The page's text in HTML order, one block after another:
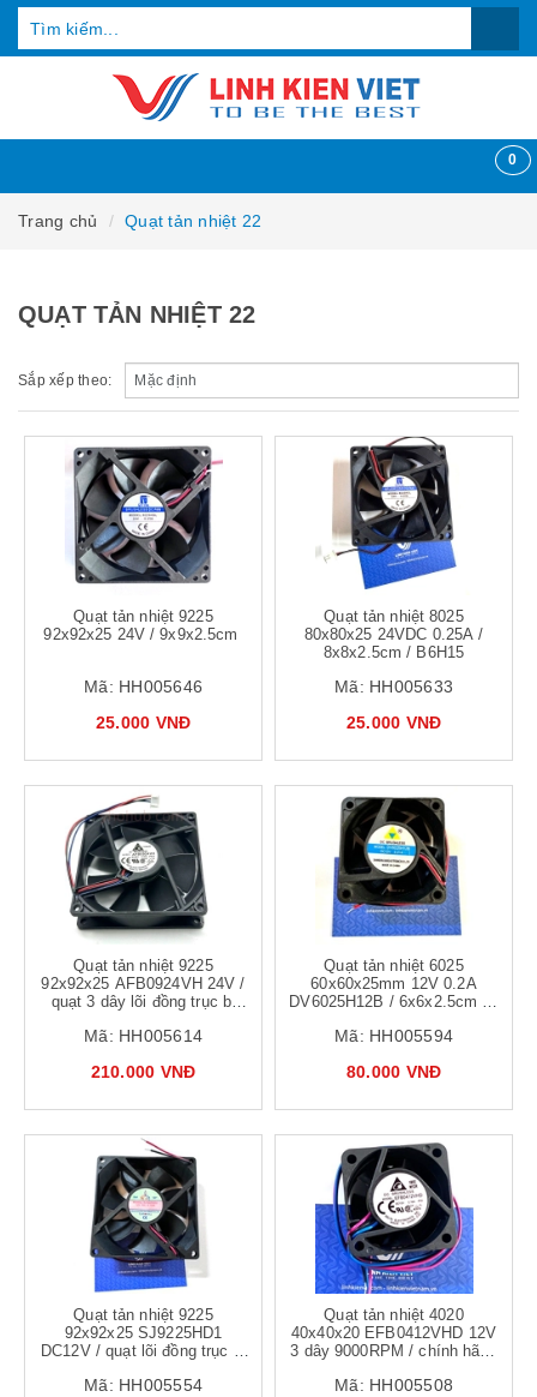
0
Trang chủ Quạt tản nhiệt 22
QUẠT TẢN NHIỆT 22
Sắp xếp theo:
Quạt tản nhiệt 9225
92x92x25 24V / 9x9x2.5cm
Mã: HH005646
25.000 VNĐ
Quạt tản nhiệt 8025
80x80x25 24VDC 0.25A /
8x8x2.5cm / B6H15
Mã: HH005633
25.000 VNĐ
Quạt tản nhiệt 9225
92x92x25 AFB0924VH 24V /
quạt 3 dây lõi đồng trục bi
Mã: HH005614
210.000 VNĐ
Quạt tản nhiệt 6025
60x60x25mm 12V 0.2A
DV6025H12B / 6x6x2.5cm lõi
Mã: HH005594
80.000 VNĐ
Quạt tản nhiệt 9225
92x92x25 SJ9225HD1
DC12V / quạt lõi đồng trục bi
Mã: HH005554
Quạt tản nhiệt 4020
40x40x20 EFB0412VHD 12V
3 dây 9000RPM / chính hãng
A8H15
Mã: HH005508